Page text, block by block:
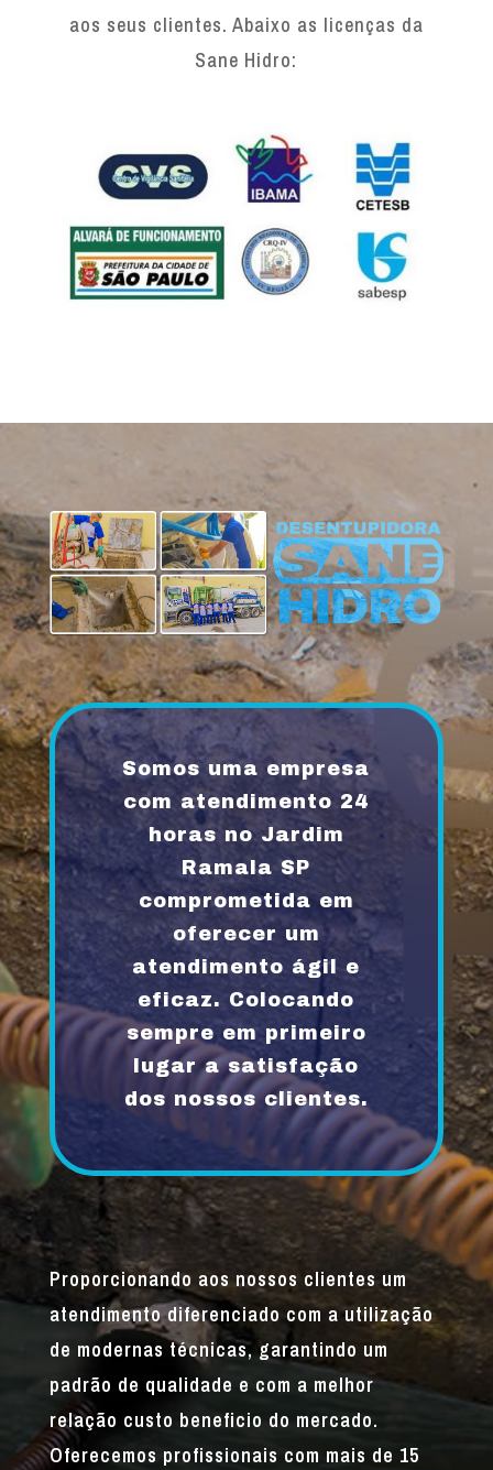
aos seus clientes. Abaixo as licenças da
Sane Hidro:
Somos uma empresa
com atendimento 24
horas no Jardim
Ramala SP
comprometida em
oferecer um
atendimento ágil e
eficaz. Colocando
sempre em primeiro
lugar a satisfação
dos nossos clientes.
Proporcionando aos nossos clientes um
atendimento diferenciado com a utilização
de modernas técnicas, garantindo um
padrão de qualidade e com a melhor
relação custo beneficio do mercado.
Oferecemos profissionais com mais de 15